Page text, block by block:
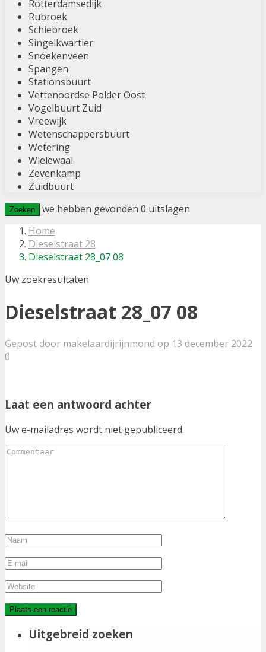
Rotterdamsedijk
Rubroek
Schiebroek
Singelkwartier
Snoekenveen
Spangen
Stationsbuurt
Vettenoordse Polder Oost
Vogelbuurt Zuid
Vreewijk
Wetenschappersbuurt
Wetering
Wielewaal
Zevenkamp
Zuidbuurt
Zoeken we hebben gevonden 0 uitslagen
Home
Dieselstraat 28
Dieselstraat 28_07 08
Uw zoekresultaten
Dieselstraat 28_07 08
Gepost door makelaardijrijnmond op 13 december 2022
0
Laat een antwoord achter
Uw e-mailadres wordt niet gepubliceerd.
Uitgebreid zoeken